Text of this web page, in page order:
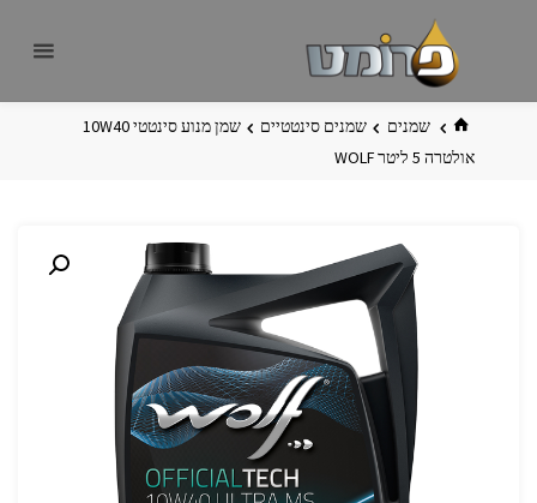
בית שמנים שמנים סינטטיים
שמן מנוע ‏‏סינטטי 10W40
אולטרה 5 ליטר WOLF